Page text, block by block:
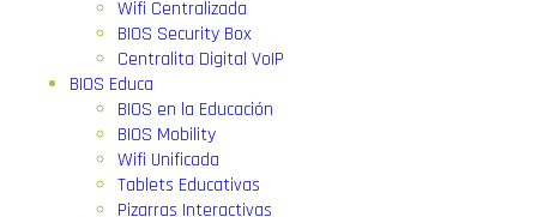
Wifi Centralizada
BIOS Security Box
Centralita Digital VoIP
BIOS Educa
BIOS en la Educación
BIOS Mobility
Wifi Unificada
Tablets Educativas
Pizarras Interactivas